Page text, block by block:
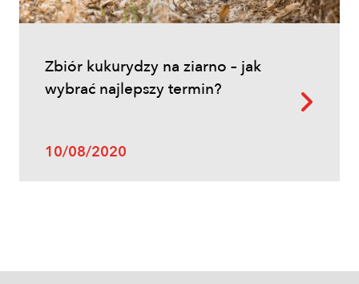
Inne
Oprysk na miotłę zbożową wiosną
Zbiór kukurydzy na ziarno – jak
wybrać najlepszy termin?
10/08/2020